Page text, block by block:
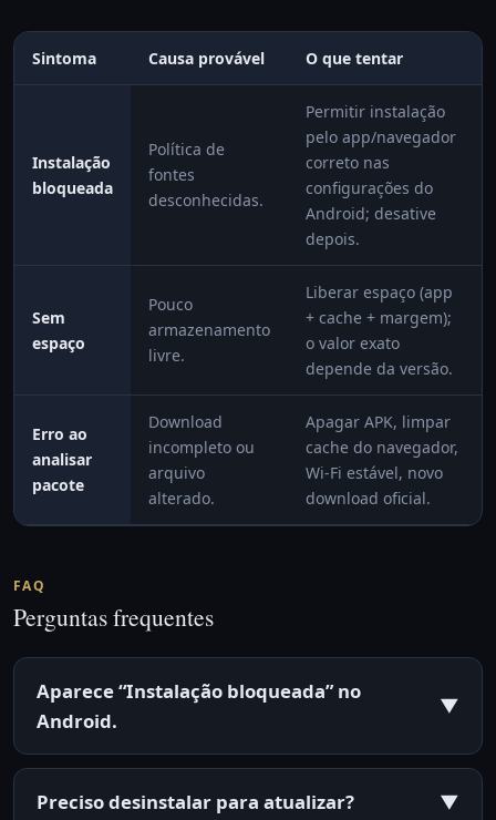
Sintoma Causa provável O que tentar
Instalação
bloqueada
Política de
fontes
desconhecidas.
Permitir instalação
pelo app/navegador
correto nas
configurações do
Android; desative
depois.
Sem
espaço
Pouco
armazenamento
livre.
Liberar espaço (app
+ cache + margem);
o valor exato
depende da versão.
Erro ao
analisar
pacote
Download
incompleto ou
arquivo
alterado.
Apagar APK, limpar
cache do navegador,
Wi-Fi estável, novo
download oficial.
FAQ
Perguntas frequentes
Aparece “Instalação bloqueada” no
Android.
▼
Preciso desinstalar para atualizar? ▼